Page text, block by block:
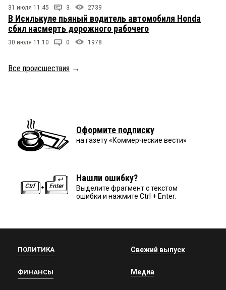
31 июля 11:45 3 2739
В Исилькуле пьяный водитель автомобиля Honda
сбил насмерть дорожного рабочего
30 июля 11:10 0 1978
Все происшествия →
Оформите подписку
на газету «Коммерческие вести»
Нашли ошибку?
Выделите фрагмент с текстом
ошибки и нажмите Ctrl + Enter.
ПОЛИТИКА
ФИНАНСЫ
Свежий выпуск
Медиа